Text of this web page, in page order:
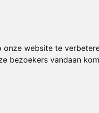
website te
bezoekers vandaan
mijn prijs Al